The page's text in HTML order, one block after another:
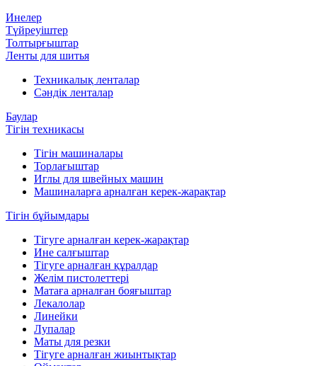
Инелер
Түйреуіштер
Толтырғыштар
Ленты для шитья
Техникалық ленталар
Сәндік ленталар
Баулар
Тігін техникасы
Тігін машиналары
Торлағыштар
Иглы для швейных машин
Машиналарға арналған керек-жарақтар
Тігін бұйымдары
Тігуге арналған керек-жарақтар
Ине салғыштар
Тігуге арналған құралдар
Желім пистолеттері
Матаға арналған бояғыштар
Лекалолар
Линейки
Лупалар
Маты для резки
Тігуге арналған жиынтықтар